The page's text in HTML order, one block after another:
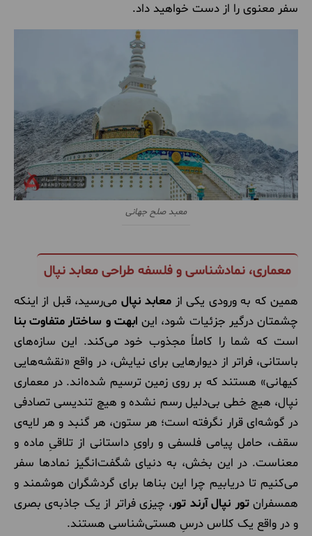
سفر معنوی را از دست خواهید داد.
معبد صلح جهانی
معماری، نمادشناسی و فلسفه طراحی معابد نپال
همین که به ورودی یکی از معابد نپال می‌رسید، قبل از اینکه
چشمتان درگیر جزئیات شود، این ابهت و ساختار متفاوت بنا
است که شما را کاملاً مجذوب خود می‌کند. این سازه‌های
باستانی، فراتر از دیوارهایی برای نیایش، در واقع «نقشه‌هایی
کیهانی» هستند که بر روی زمین ترسیم شده‌اند. در معماری
نپال، هیچ خطی بی‌دلیل رسم نشده و هیچ تندیسی تصادفی
در گوشه‌ای قرار نگرفته است؛ هر ستون، هر گنبد و هر لایه‌ی
سقف، حامل پیامی فلسفی و راویِ داستانی از تلاقیِ ماده و
معناست. در این بخش، به دنیای شگفت‌انگیز نمادها سفر
می‌کنیم تا دریابیم چرا این بناها برای گردشگران هوشمند و
همسفرانتور نپال آرند تور، چیزی فراتر از یک جاذبه‌ی بصری
و در واقع یک کلاس درسِ هستی‌شناسی هستند.